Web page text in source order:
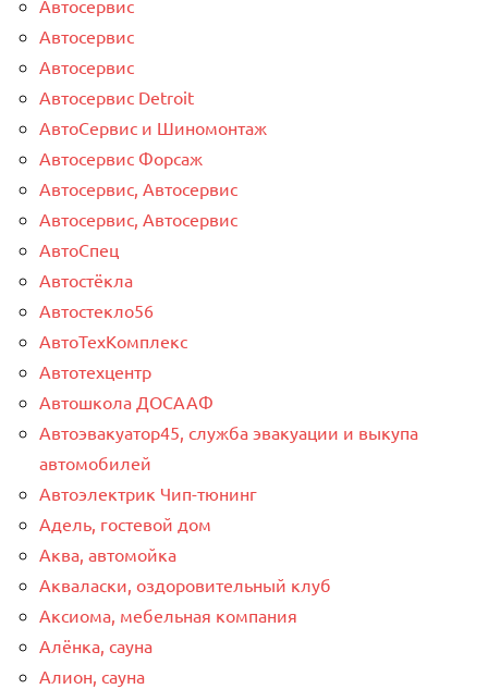
Автосервис
Автосервис
Автосервис
Автосервис Detroit
АвтоСервис и Шиномонтаж
Автосервис Форсаж
Автосервис, Автосервис
Автосервис, Автосервис
АвтоСпец
Автостёкла
Автостекло56
АвтоТехКомплекс
Автотехцентр
Автошкола ДОСААФ
Автоэвакуатор45, служба эвакуации и выкупа
автомобилей
Автоэлектрик Чип-тюнинг
Адель, гостевой дом
Аква, автомойка
Акваласки, оздоровительный клуб
Аксиома, мебельная компания
Алёнка, сауна
Алион, сауна